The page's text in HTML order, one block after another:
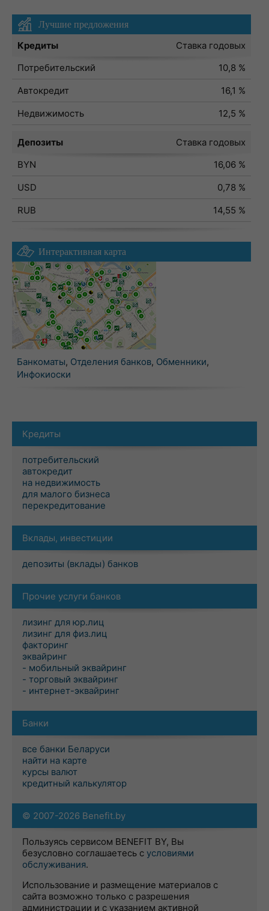
Лучшие предложения
Кредиты
Ставка годовых
Потребительский
10,8 %
Автокредит
16,1 %
Недвижимость
12,5 %
Депозиты
Ставка годовых
BYN
16,06 %
USD
0,78 %
RUB
14,55 %
Интерактивная карта
Банкоматы, Отделения банков, Обменники,
Инфокиоски
Кредиты
потребительский
автокредит
на недвижимость
для малого бизнеса
перекредитование
Вклады, инвестиции
депозиты (вклады) банков
Прочие услуги банков
лизинг для юр.лиц
лизинг для физ.лиц
факторинг
эквайринг
- мобильный эквайринг
- торговый эквайринг
- интернет-эквайринг
Банки
все банки Беларуси
найти на карте
курсы валют
кредитный калькулятор
© 2007-2026 Benefit.by
Пользуясь сервисом BENEFIT BY, Вы
безусловно соглашаетесь с условиями
обслуживания.
Использование и размещение материалов с
сайта возможно только с разрешения
администрации и с указанием активной